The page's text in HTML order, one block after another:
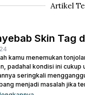
Artikel
Skin Tag
kamu menemukan
padahal kondisi ini cukup
seringkali
menjadi masalah jika
skin tag , jangan